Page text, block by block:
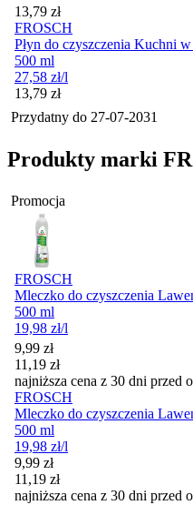
Cena
13,79 zł
FROSCH
Płyn do czyszczenia Kuchni
500 ml
27,58 zł/l
Cena
13,79 zł
Przydatny do 27-07-2031
Produkty marki
Promocja
FROSCH
Mleczko do czyszczenia
500 ml
19,98 zł/l
Cena promocyjna
9,99 zł
11,19 zł
najniższa cena z 30 dni przed
FROSCH
Mleczko do czyszczenia
500 ml
19,98 zł/l
Cena promocyjna
9,99 zł
11,19 zł
najniższa cena z 30 dni przed